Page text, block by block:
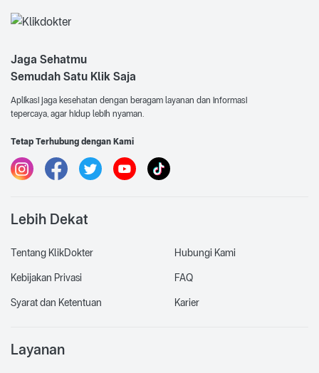
Jaga Sehatmu
Semudah Satu Klik Saja
Aplikasi jaga kesehatan dengan beragam layanan dan informasi
tepercaya, agar hidup lebih nyaman.
Tetap Terhubung dengan Kami
Lebih Dekat
Tentang KlikDokter
Kebijakan Privasi
Syarat dan Ketentuan
Hubungi Kami
FAQ
Karier
Layanan